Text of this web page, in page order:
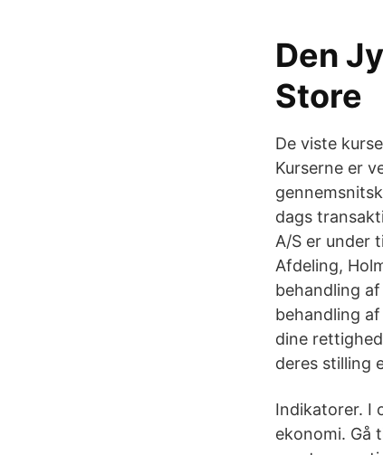
‎Den
Store
De viste
Kurserne er
dags
A/S er under
Afdeling,
behandling
behandling
dine
deres stilling
Indikatorer. I
ekonomi. Gå